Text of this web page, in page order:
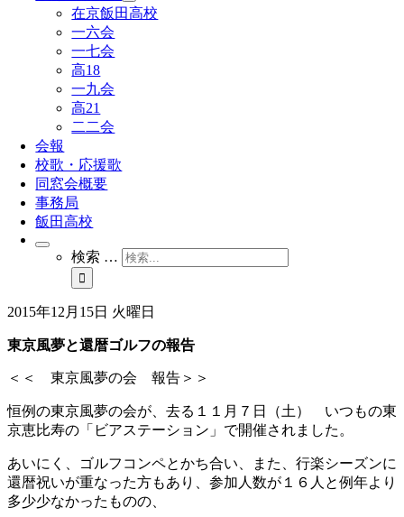
在京飯田高校
一六会
一七会
高18
一九会
高21
二二会
会報
校歌・応援歌
同窓会概要
事務局
飯田高校
検索 …
2015年12月15日 火曜日
東京風夢と還暦ゴルフの報告
＜＜ 東京風夢の会 報告＞＞
恒例の東京風夢の会が、去る１１月７日（土） いつもの東
京恵比寿の「ビアステーション」で開催されました。
あいにく、ゴルフコンペとかち合い、また、行楽シーズンに
還暦祝いが重なった方もあり、参加人数が１６人と例年より
多少少なかったものの、